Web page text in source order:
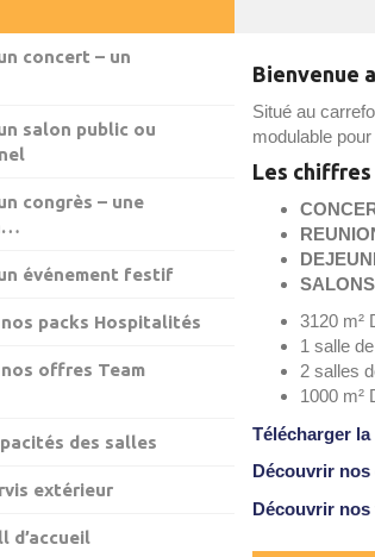
Bienvenue
Situé au
modulable
Les chiffres
3120 m²
1 salle
2 salles
1000 m²
Télécharger
Découvrir nos
Découvrir nos
concert – un
salon public ou
congrès – une
événement festif
packs Hospitalités
offres Team
des salles
extérieur
d’accueil